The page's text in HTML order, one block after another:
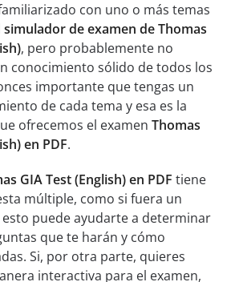
con uno o más temas
simulador de examen de Thomas
, pero probablemente no
conocimiento sólido de todos los
importante que tengas un
de cada tema y esa es la
ofrecemos el examen Thomas
en PDF.
GIA Test (English) en PDF tiene
múltiple, como si fuera un
esto puede ayudarte a determinar
que te harán y cómo
Si, por otra parte, quieres
interactiva para el examen,